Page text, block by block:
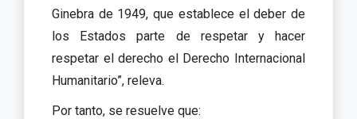
Ginebra de 1949, que establece el deber de
los Estados parte de respetar y hacer
respetar el derecho el Derecho Internacional
Humanitario”, releva.
Por tanto, se resuelve que: